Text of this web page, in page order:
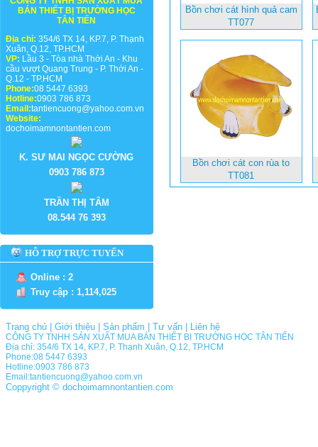
BÁN THIẾT BỊ TRƯỜNG HỌC
TÂN TIẾN
Địa chỉ: 354/6 TX 14, KP.7, P. Thạnh
Xuân, Q.12, TP.HCM
VP: Lầu 3 - Tòa nhà Thới An - Khu
cầu vượt Quang Trung - P. Thới An -
Q.12 - TP.HCM
Phone:08 5447 6393
Hotline:0903 786 873
Email:tantiencuong@yahoo.com.vn
Website:
dochoimamnontantien.com
K. SƯ MAI NGỌC CƯỜNG
0903 786 873
TRẦN THỊ TÂM
08.544 76 393
HỖ TRỢ TRỰC TUYẾN
Online : 2
Truy cập : 1,114,025
Bồn chơi cát hình quả cam
TT077
Bồn chơi cát con rùa to
TT081
Trang chủ Giới thiệu Sản phẩm Tư vấn Liên hệ
CÔNG TY TNHH SẢN XUẤT MUA BÁN THIẾT BỊ TRƯỜNG HỌC TÂN TIẾN
Địa chỉ: 354/6 TX 14, KP.7, P. Thạnh Xuân, Q.12, TP.HCM
Phone:08 5447 6393
Hotline:0903 786 873
Email:tantiencuong@yahoo.com.vn
Coppyright © dochoimamnontantien.com